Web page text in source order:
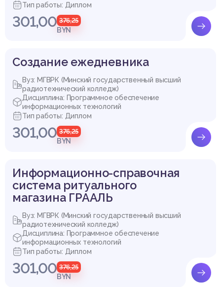
Тип работы: Диплом
301,00 376,25
BYN
Создание ежедневника
Вуз: МГВРК (Минский государственный высший
радиотехнический колледж)
Дисциплина: Программное обеспечение
информационных технологий
Тип работы: Диплом
301,00 376,25
BYN
Информационно-справочная
система ритуального
магазина ГРААЛЬ
Вуз: МГВРК (Минский государственный высший
радиотехнический колледж)
Дисциплина: Программное обеспечение
информационных технологий
Тип работы: Диплом
301,00 376,25
BYN